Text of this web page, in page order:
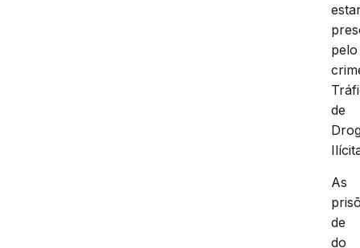
pelo
de
As
de
do